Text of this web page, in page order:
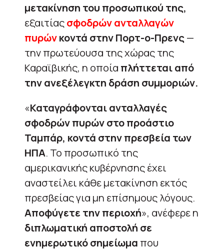
μετακίνηση του προσωπικού της,
εξαιτίαςσφοδρών ανταλλαγών
πυρώνκοντά στην Πορτ-ο-Πρενς—
την πρωτεύουσα της χώρας της
Καραϊβικής, η οποία πλήττεται από
την ανεξέλεγκτη δράση συμμοριών.
«Καταγράφονται ανταλλαγές
σφοδρών πυρών στο προάστιο
Ταμπάρ, κοντά στην πρεσβεία των
ΗΠΑ. Το προσωπικό της
αμερικανικής κυβέρνησης έχει
αναστείλει κάθε μετακίνηση εκτός
πρεσβείας για μη επίσημους λόγους.
Αποφύγετε την περιοχή», ανέφερε η
διπλωματική αποστολή σε
ενημερωτικό σημείωμα που